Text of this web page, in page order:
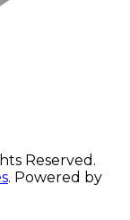
Reserved.
. Powered by